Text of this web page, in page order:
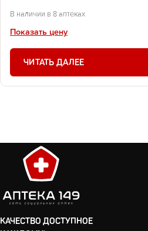
В наличии в 8 аптеках
Показать цену
ЧИТАТЬ ДАЛЕЕ
КАЧЕСТВО ДОСТУПНОЕ